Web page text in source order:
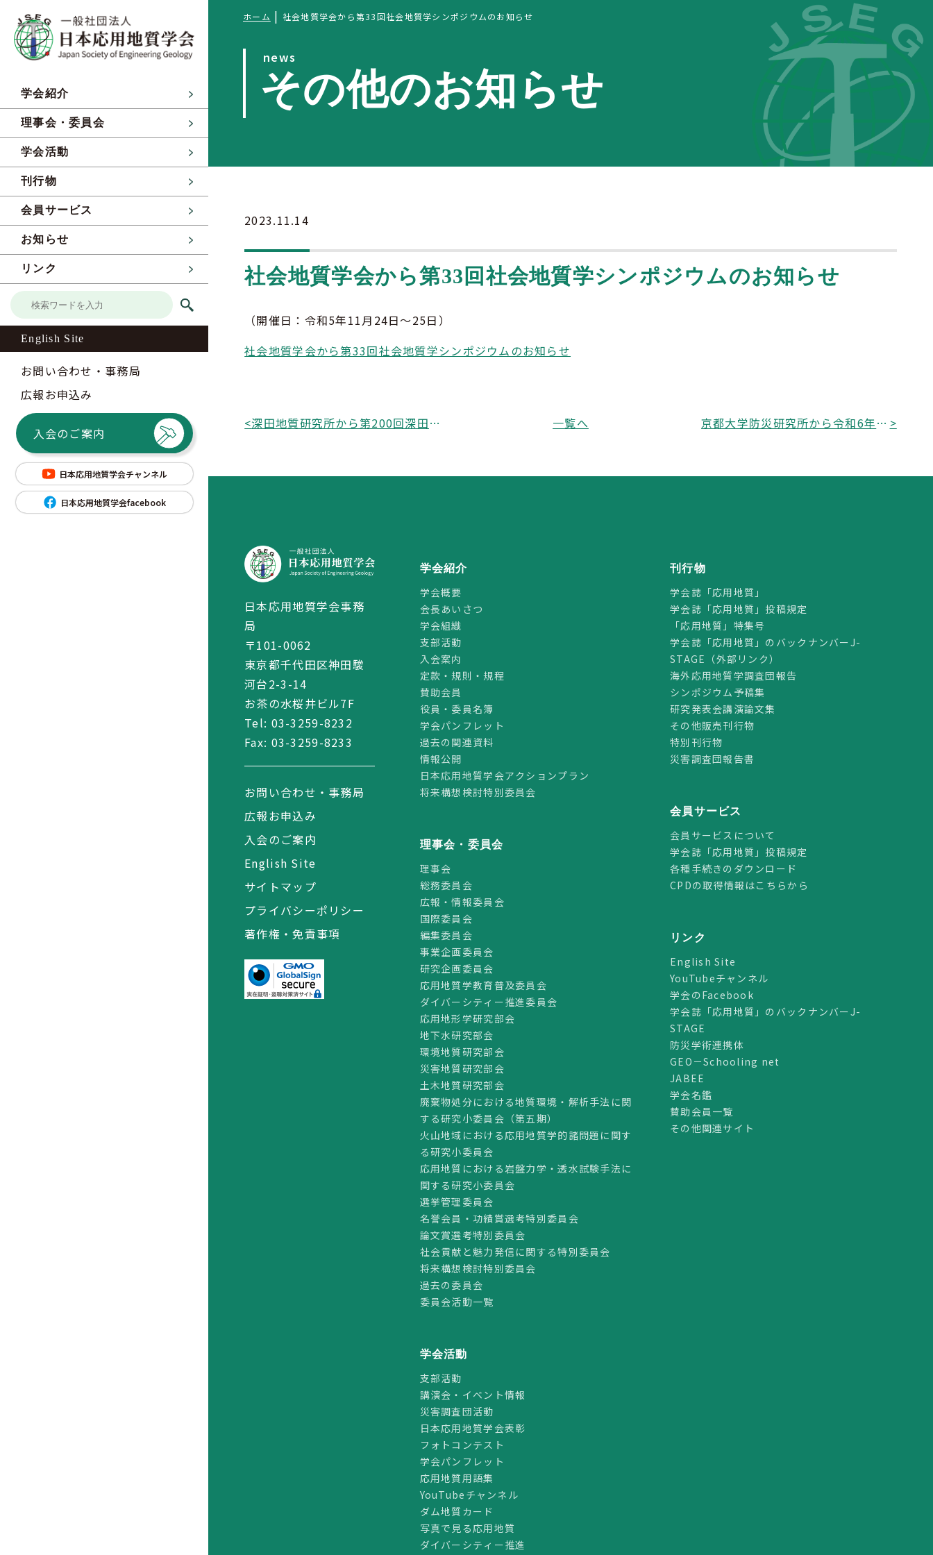
学会紹介
理事会・委員会
学会活動
刊行物
会員サービス
お知らせ
リンク
English Site
お問い合わせ・事務局
広報お申込み
入会のご案内
日本応用地質学会チャンネル
日本応用地質学会facebook
ホーム | 社会地質学会から第33回社会地質学シンポジウムのお知らせ
news
その他のお知らせ
2023.11.14
社会地質学会から第33回社会地質学シンポジウムのお知らせ
（開催日：令和5年11月24日～25日）
社会地質学会から第33回社会地質学シンポジウムのお知らせ
< 深田地質研究所から第200回深田研談話会「謎の海底隆起？！地すべりがつくるノンテクトニック地質構造」のお知らせ 一覧へ 京都大学防災研究所から令和6年度共同研究の募集について >
日本応用地質学会事務
局
〒101-0062
東京都千代田区神田駿
河台2-3-14
お茶の水桜井ビル7F
Tel: 03-3259-8232
Fax: 03-3259-8233
お問い合わせ・事務局
広報お申込み
入会のご案内
English Site
サイトマップ
プライバシーポリシー
著作権・免責事項
学会紹介
学会概要
会長あいさつ
学会組織
支部活動
入会案内
定款・規則・規程
賛助会員
役員・委員名簿
学会パンフレット
過去の関連資料
情報公開
日本応用地質学会アクションプラン
将来構想検討特別委員会
理事会・委員会
理事会
総務委員会
広報・情報委員会
国際委員会
編集委員会
事業企画委員会
研究企画委員会
応用地質学教育普及委員会
ダイバーシティー推進委員会
応用地形学研究部会
地下水研究部会
環境地質研究部会
災害地質研究部会
土木地質研究部会
廃棄物処分における地質環境・解析手法に関
する研究小委員会（第五期）
火山地域における応用地質学的諸問題に関す
る研究小委員会
応用地質における岩盤力学・透水試験手法に
関する研究小委員会
選挙管理委員会
名誉会員・功績賞選考特別委員会
論文賞選考特別委員会
社会貢献と魅力発信に関する特別委員会
将来構想検討特別委員会
過去の委員会
委員会活動一覧
学会活動
支部活動
講演会・イベント情報
災害調査団活動
日本応用地質学会表彰
フォトコンテスト
学会パンフレット
応用地質用語集
YouTubeチャンネル
ダム地質カード
写真で見る応用地質
ダイバーシティー推進
刊行物
学会誌「応用地質」
学会誌「応用地質」投稿規定
「応用地質」特集号
学会誌「応用地質」のバックナンバーJ-
STAGE（外部リンク）
海外応用地質学調査団報告
シンポジウム予稿集
研究発表会講演論文集
その他販売刊行物
特別刊行物
災害調査団報告書
会員サービス
会員サービスについて
学会誌「応用地質」投稿規定
各種手続きのダウンロード
CPDの取得情報はこちらから
リンク
English Site
YouTubeチャンネル
学会のFacebook
学会誌「応用地質」のバックナンバーJ-
STAGE
防災学術連携体
GEO－Schooling net
JABEE
学会名鑑
賛助会員一覧
その他関連サイト